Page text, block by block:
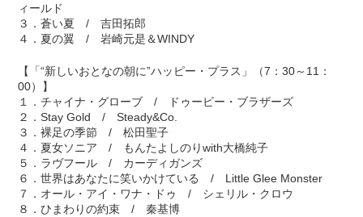
ィールド
３．蒼い夏 / 吉田拓郎
４．夏の翼 / 岩崎元是＆WINDY
【「“新しいおとなの朝に”ハッピー・プラス」（7：30～11：
00）】
１．チャイナ・グローブ / ドゥービー・ブラザーズ
２．Stay Gold / Steady&Co.
３．裸足の季節 / 松田聖子
４．夏女ソニア / もんたよしのりwith大橋純子
５．ラヴフール / カーディガンズ
６．世界はあなたに笑いかけている / Little Glee Monster
７．オール・アイ・ワナ・ドゥ / シェリル・クロウ
８．ひまわりの約束 / 秦基博